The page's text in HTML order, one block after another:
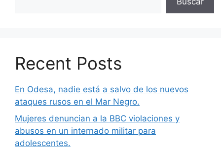
Recent Posts
En Odesa, nadie está a salvo de los nuevos
ataques rusos en el Mar Negro.
Mujeres denuncian a la BBC violaciones y
abusos en un internado militar para
adolescentes.